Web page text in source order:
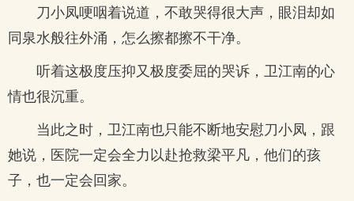
刀小凤哽咽着说道，不敢哭得很大声，眼泪却如
同泉水般往外涌，怎么擦都擦不干净。
听着这极度压抑又极度委屈的哭诉，卫江南的心
情也很沉重。
当此之时，卫江南也只能不断地安慰刀小凤，跟
她说，医院一定会全力以赴抢救梁平凡，他们的孩
子，也一定会回家。